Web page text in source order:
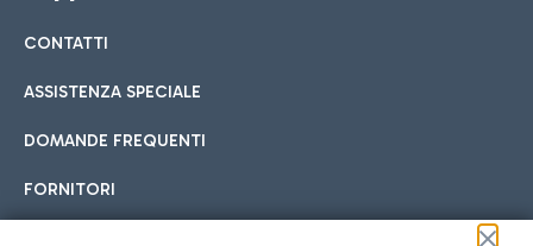
Cucina Internazionale
Hotel in aeroporto
Scegli l'alloggio più adatto e approfitta della vicinanza
all'aeroporto.
Car sharing
Con il Car Sharing è ancora più facile spostarsi
CONTATTI
ASSISTENZA SPECIALE
DOMANDE FREQUENTI
FORNITORI